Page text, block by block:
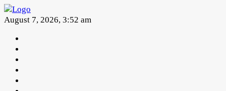
August 7, 2026, 3:52 am